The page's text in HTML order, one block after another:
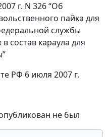
г. N 326 “Об
пайка для
службы
состав караула для
РФ 6 июля 2007 г.
не был